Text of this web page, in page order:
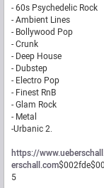
- 60s Psychedelic Rock
- Ambient Lines
- Bollywood Pop
- Crunk
- Deep House
- Dubstep
- Electro Pop
- Finest RnB
- Glam Rock
- Metal
-Urbanic 2.
https://
erschall.com
5